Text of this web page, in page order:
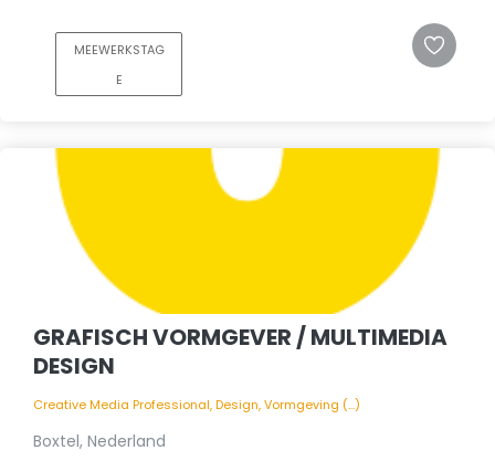
MEEWERKSTAG
E
GRAFISCH VORMGEVER / MULTIMEDIA
DESIGN
Creative Media Professional, Design, Vormgeving (...)
Boxtel, Nederland